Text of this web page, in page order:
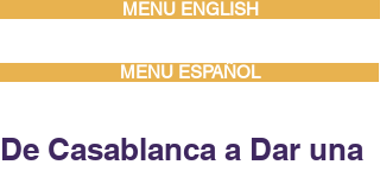
MENU ENGLISH
MENU ESPAÑOL
De Casablanca a Dar una